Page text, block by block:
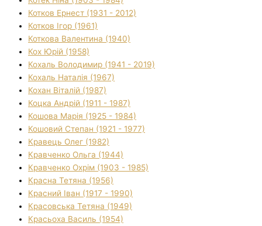
Котков Ернест (1931 - 2012)
Котков Ігор (1961)
Коткова Валентина (1940)
Кох Юрій (1958)
Кохаль Володимир (1941 - 2019)
Кохаль Наталія (1967)
Кохан Віталій (1987)
Коцка Андрій (1911 - 1987)
Кошова Марія (1925 - 1984)
Кошовий Степан (1921 - 1977)
Кравець Олег (1982)
Кравченко Ольга (1944)
Кравченко Охрім (1903 - 1985)
Красна Тетяна (1956)
Красний Іван (1917 - 1990)
Красовська Тетяна (1949)
Красьоха Василь (1954)